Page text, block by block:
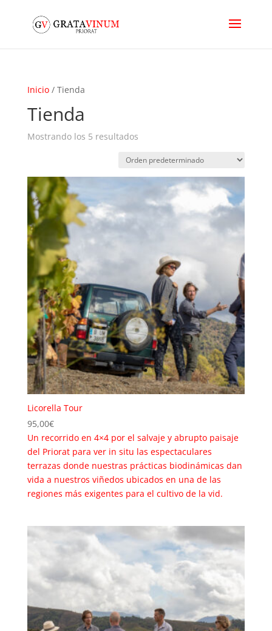
Inicio/ Tienda
Tienda
Mostrando los 5 resultados
Licorella Tour
95,00€
Un recorrido en 4×4 por el salvaje y abrupto paisaje
del Priorat para ver in situ las espectaculares
terrazas donde nuestras prácticas biodinámicas dan
vida a nuestros viñedos ubicados en una de las
regiones más exigentes para el cultivo de la vid.